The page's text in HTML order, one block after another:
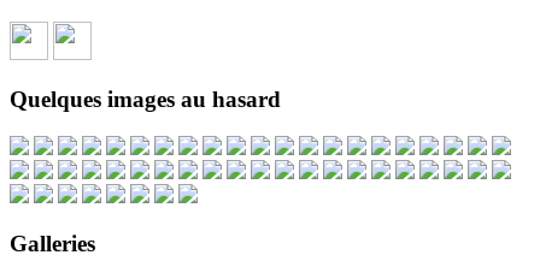
Quelques images au hasard
Galleries